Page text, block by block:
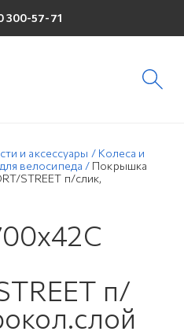
300-57-71
и аксессуары / Колеса и
велосипеда / Покрышка
STREET п/слик,
п/